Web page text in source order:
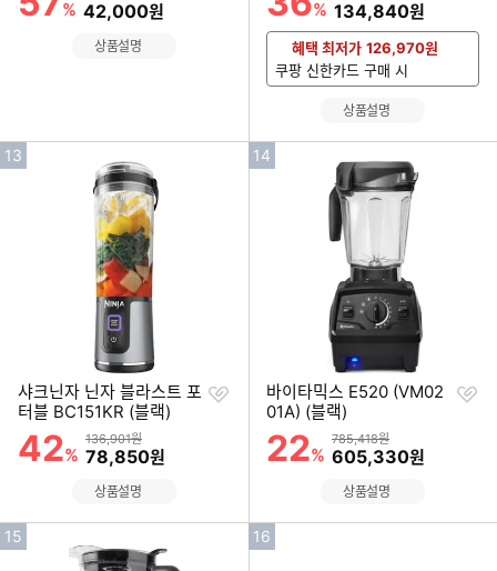
% 할인금액
42,000원
상품설명
% 할인금액
134,840원
혜택 최저가 126,970원
쿠팡 신한카드 구매 시
상품설명
인
13
샤크닌자 닌자 블라스트 포
터블 BC151KR (블랙)
할인률
42%
상품금액
136,901원
할인금액
78,850원
찜
상품설명
인
14
바이타믹스 E520 (VM02
01A) (블랙)
할인률
22%
상품금액
785,418원
할인금액
605,330원
찜
상품설명
인
15
인
16